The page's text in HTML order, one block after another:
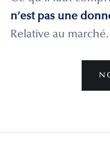
n’est pas une
Relative au